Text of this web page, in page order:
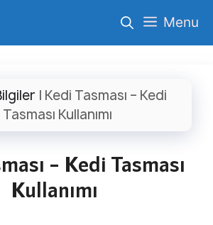
Menu
| Kedi Tasması – Kedi
Tasması Kullanımı
– Kedi Tasması
Kullanımı